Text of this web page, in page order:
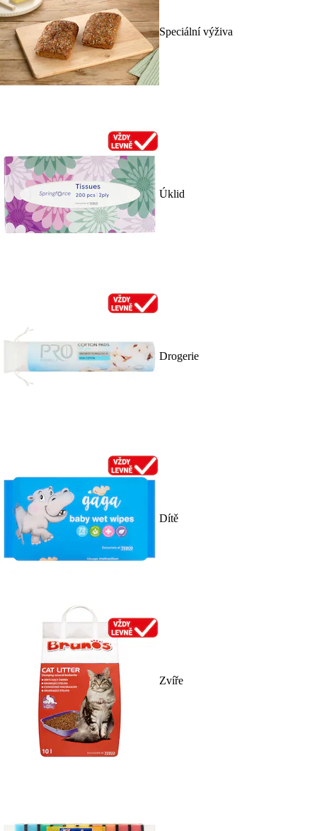
Speciální výživa
Úklid
Drogerie
Dítě
Zvíře